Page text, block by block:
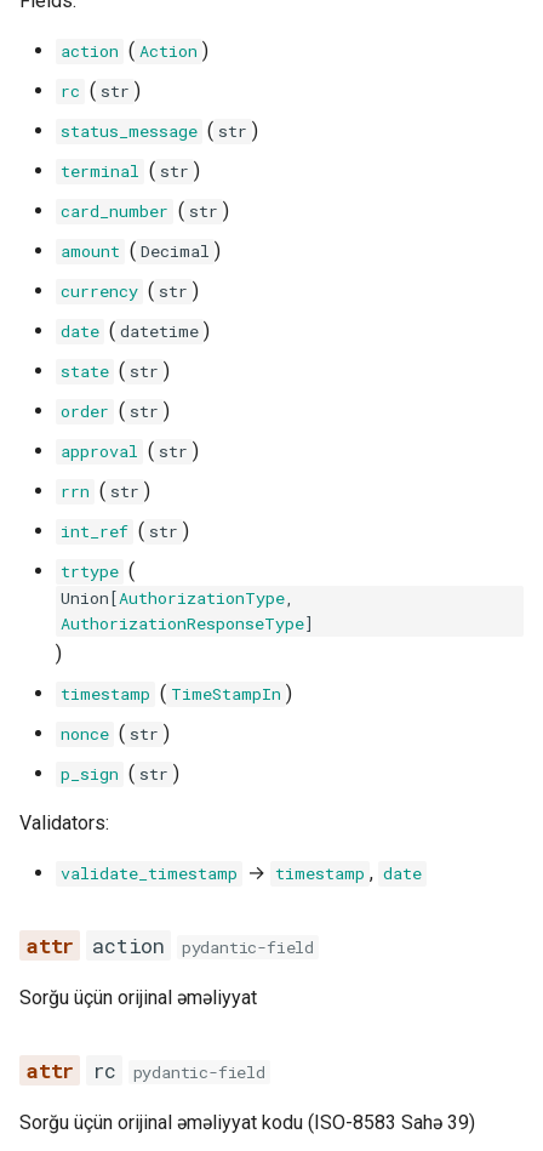
currency
date
state
order
approval
rrn
int_ref
trtype
timestamp
nonce
validate_timestamp
SIGNATURE_FIELDS
operation_id
action ( Action )
rc ( str )
status_message ( str )
terminal ( str )
card_number ( str )
amount ( Decimal )
currency ( str )
date ( datetime )
state ( str )
order ( str )
approval ( str )
rrn ( str )
int_ref ( str )
trtype (
Union[AuthorizationType,
AuthorizationResponseType]
)
timestamp ( TimeStampIn )
nonce ( str )
p_sign ( str )
Validators:
validate_timestamp → timestamp , date
action pydantic-field
Sorğu üçün orijinal əməliyyat
rc pydantic-field
Sorğu üçün orijinal əməliyyat kodu (ISO-8583 Sahə 39)